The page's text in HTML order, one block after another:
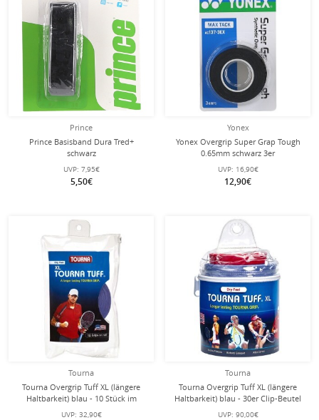
Prince
Prince Basisband Dura Tred+
schwarz
UVP: 7,95€
5,50€
Yonex
Yonex Overgrip Super Grap Tough
0.65mm schwarz 3er
UVP: 16,90€
12,90€
Tourna
Tourna Overgrip Tuff XL (längere
Haltbarkeit) blau - 10 Stück im
Zipbeutel
UVP: 32,90€
Tourna
Tourna Overgrip Tuff XL (längere
Haltbarkeit) blau - 30er Clip-Beutel
UVP: 90,00€